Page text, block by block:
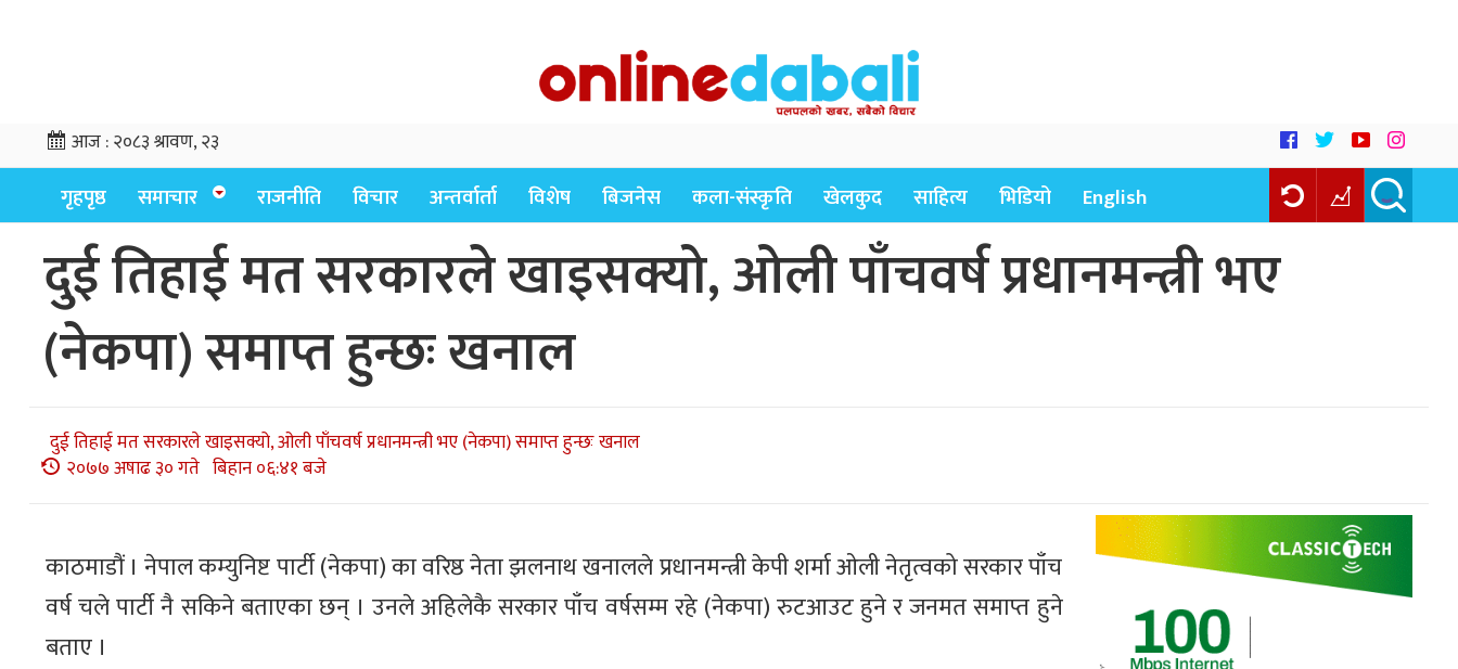
आज :२०८३ श्रावण, २३
गृहपृष्ठ समाचार राजनीति विचार अन्तर्वार्ता विशेष बिजनेस कला-संस्कृति खेलकुद साहित्य भिडियो English
दुई तिहाई मत सरकारले खाइसक्यो, ओली पाँचवर्ष प्रधानमन्त्री भए
(नेकपा) समाप्त हुन्छः खनाल
दुई तिहाई मत सरकारले खाइसक्यो, ओली पाँचवर्ष प्रधानमन्त्री भए (नेकपा) समाप्त हुन्छः खनाल
२०७७ अषाढ ३० गते बिहान ०६:४१ बजे
काठमाडौं । नेपाल कम्युनिष्ट पार्टी (नेकपा) का वरिष्ठ नेता झलनाथ खनालले प्रधानमन्त्री केपी शर्मा ओली नेतृत्वको सरकार पाँच
वर्ष चले पार्टी नै सकिने बताएका छन् । उनले अहिलेकै सरकार पाँच वर्षसम्म रहे (नेकपा) रुटआउट हुने र जनमत समाप्त हुने
बताए ।